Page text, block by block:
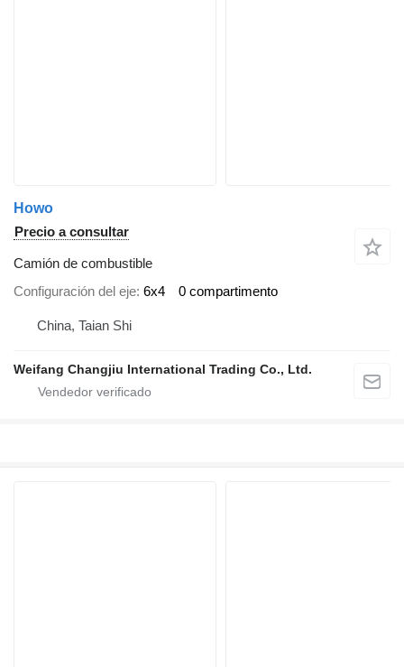
Howo
Precio a consultar
Camión de combustible
Configuración del eje 6x4 0 compartimento
China, Taian Shi
Weifang Changjiu International Trading Co., Ltd.